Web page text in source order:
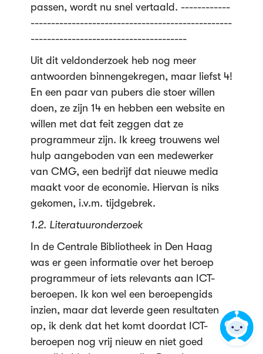
passen, wordt nu snel vertaald. ------------
-------------------------------------------------
--------------------------------------
Uit dit veldonderzoek heb nog meer
antwoorden binnengekregen, maar liefst 4!
En een paar van pubers die stoer willen
doen, ze zijn 14 en hebben een website en
willen met dat feit zeggen dat ze
programmeur zijn. Ik kreeg trouwens wel
hulp aangeboden van een medewerker
van CMG, een bedrijf dat nieuwe media
maakt voor de economie. Hiervan is niks
gekomen, i.v.m. tijdgebrek.
1.2. Literatuuronderzoek
In de Centrale Bibliotheek in Den Haag
was er geen informatie over het beroep
programmeur of iets relevants aan ICT-
beroepen. Ik kon wel een beroepengids
inzien, maar dat leverde geen resultaten
op, ik denk dat het komt doordat ICT-
beroepen nog vrij nieuw en niet goed